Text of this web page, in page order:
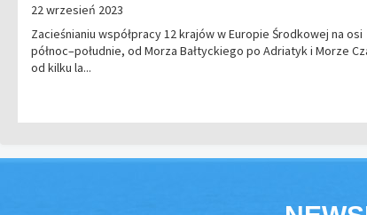
22 wrzesień 2023
Zacieśnianiu współpracy 12 krajów w Europie Środkowej na osi
północ–południe, od Morza Bałtyckiego po Adriatyk i Morze
od kilku la...